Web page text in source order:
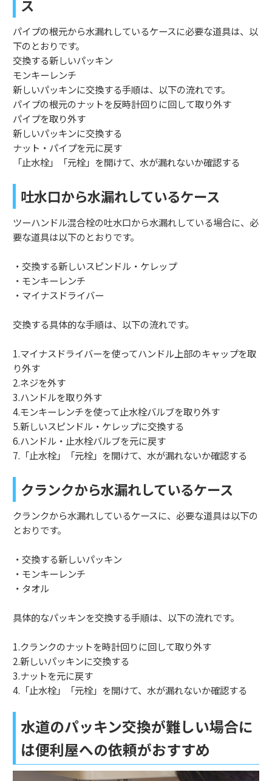
ス
パイプの根元から水漏れしているケースに必要な道具は、以
下のとおりです。
交換する新しいパッキン
モンキーレンチ
新しいパッキンに交換する手順は、以下の流れです。
パイプの根元のナットを反時計回りに回して取り外す
パイプを取り外す
新しいパッキンに交換する
ナット・パイプを元に戻す
「止水栓」「元栓」を開けて、水が漏れないか確認する
吐水口から水漏れしているケース
ツーハンドル混合栓の吐水口から水漏れしている場合に、必
要な道具は以下のとおりです。
・交換する新しいスピンドル・ケレップ
・モンキーレンチ
・マイナスドライバー
交換する具体的な手順は、以下の流れです。
1.マイナスドライバーを使ってハンドル上部のキャップを取
り外す
2.ネジを外す
3.ハンドルを取り外す
4.モンキーレンチを使って止水栓バルブを取り外す
5.新しいスピンドル・ケレップに交換する
6.ハンドル・止水栓バルブを元に戻す
7.「止水栓」「元栓」を開けて、水が漏れないか確認する
クランクから水漏れしているケース
クランクから水漏れしているケースに、必要な道具は以下の
とおりです。
・交換する新しいパッキン
・モンキーレンチ
・タオル
具体的なパッキンを交換する手順は、以下の流れです。
1.クランクのナットを時計回りに回して取り外す
2.新しいパッキンに交換する
3.ナットを元に戻す
4.「止水栓」「元栓」を開けて、水が漏れないか確認する
水道のパッキン交換が難しい場合に
は便利屋への依頼がおすすめ